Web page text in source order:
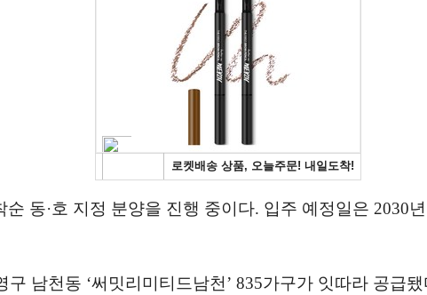
동·호 지정 분양을 진행 중이다. 입주 예정일은 2030
남천동 ‘써밋리미티드남천’ 835가구가 잇따라 공급됐